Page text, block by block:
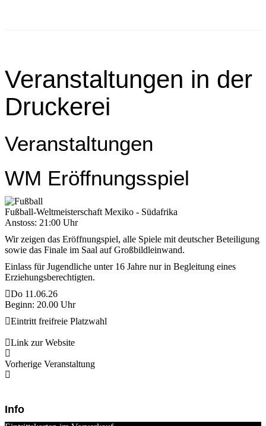
Veranstaltungen in der
Druckerei
Veranstaltungen
WM Eröffnungsspiel
Fußball-Weltmeisterschaft Mexiko - Südafrika
Anstoss: 21:00 Uhr
Wir zeigen das Eröffnungspiel, alle Spiele mit deutscher Beteiligung
sowie das Finale im Saal auf Großbildleinwand.
Einlass für Jugendliche unter 16 Jahre nur in Begleitung eines
Erziehungsberechtigten.
Do 11.06.26
Beginn: 20.00 Uhr
Eintritt freifreie Platzwahl
Link zur Website
Vorherige Veranstaltung
Info